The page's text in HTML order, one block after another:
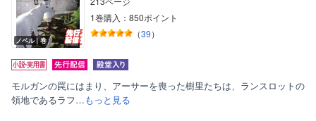
ノベル｜巻
1巻購入：850ポイント
（39）
モルガンの罠にはまり、アーサーを喪った樹里たちは、ランスロットの
領地であるラフ…もっと見る